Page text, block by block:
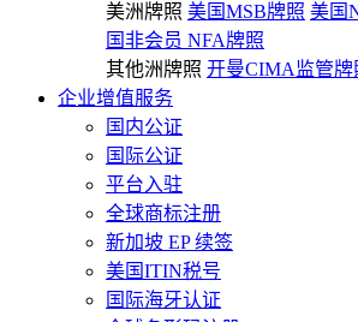
美洲牌照 美国MSB牌照 美国
国非会员 NFA牌照
其他洲牌照 开曼CIMA监管牌
企业增值服务
国内公证
国际公证
平台入驻
全球商标注册
新加坡 EP 续签
美国ITIN税号
国际海牙认证